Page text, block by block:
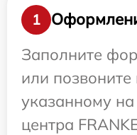
1
Заполните
или
указанному на
центра